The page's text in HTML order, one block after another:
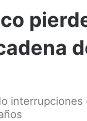
interrupciones